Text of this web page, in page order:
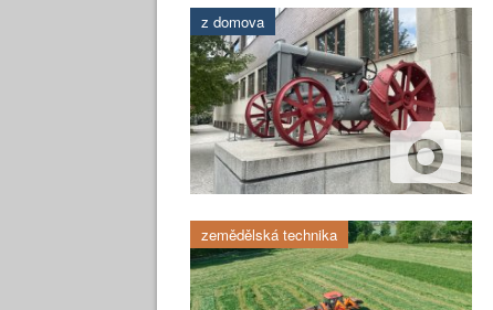
z domova
zemědělská technika